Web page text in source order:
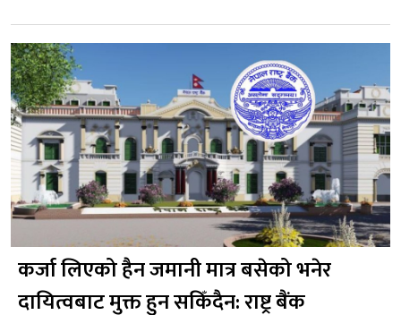
कर्जा लिएको हैन जमानी मात्र बसेको भनेर
दायित्वबाट मुक्त हुन सकिँदैन: राष्ट्र बैंक